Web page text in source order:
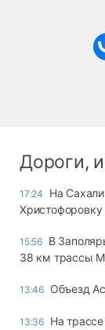
Дороги,
17:24
На
Христофоровку
15:56 В
38 км трассы
13:46 Объезд
13:36 На